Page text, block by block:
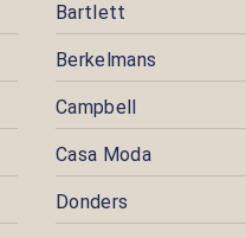
Bartlett
Berkelmans
Campbell
Casa Moda
Donders